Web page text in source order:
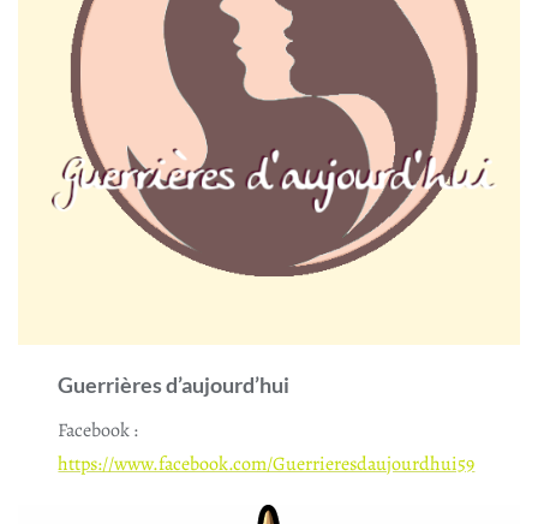
Guerrières d’aujourd’hui
Facebook :
https://www.facebook.com/Guerrieresdaujourdhui59